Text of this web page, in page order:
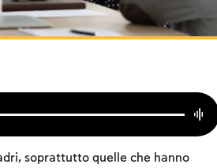
soprattutto quelle che hanno